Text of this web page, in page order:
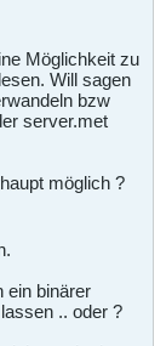
Möglichkeit zu
Will sagen
bzw
server.met
möglich ?
ein binärer
.. oder ?